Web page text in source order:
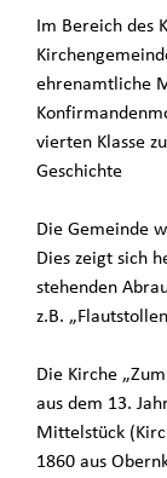
Im Bereich des
ehrenamtliche
vierten Klasse
Geschichte
Die Gemeinde
Dies zeigt sich
stehenden
z.B.
Die Kirche
aus dem 13.
Mittelstück
1860 aus